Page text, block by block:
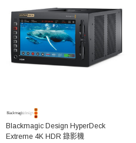
Blackmagic Design HyperDeck
Extreme 4K HDR 錄影機